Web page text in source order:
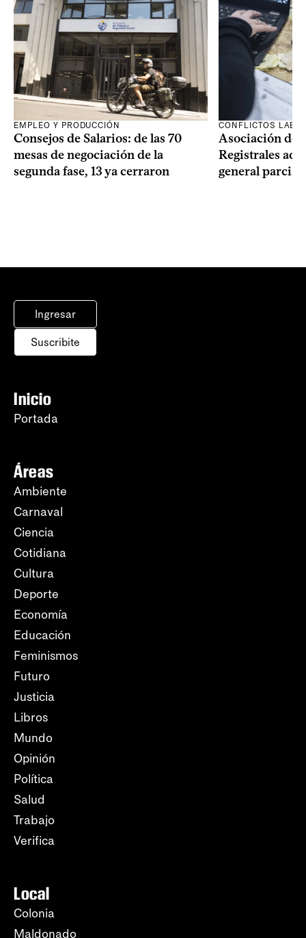
EMPLEO Y PRODUCCIÓN
Consejos de Salarios: de las 70
mesas de negociación de la
segunda fase, 13 ya cerraron
CONFLICTOS
Asociación de
Registrales
general parcial
Ingresar
Suscribite
Inicio
Portada
Áreas
Ambiente
Carnaval
Ciencia
Cotidiana
Cultura
Deporte
Economía
Educación
Feminismos
Futuro
Justicia
Libros
Mundo
Opinión
Política
Salud
Trabajo
Verifica
Local
Colonia
Maldonado